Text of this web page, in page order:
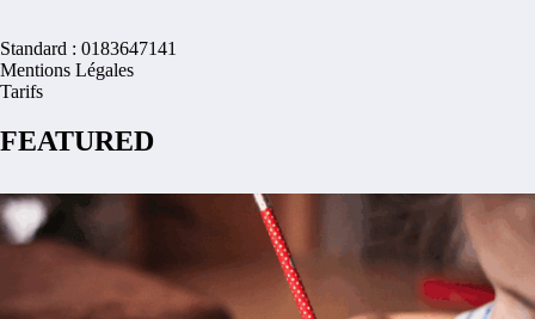
Standard : 0183647141
Mentions Légales
Tarifs
FEATURED